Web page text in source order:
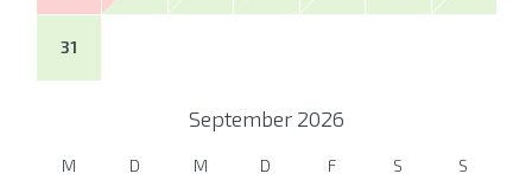
31
September 2026
M D M D F S S